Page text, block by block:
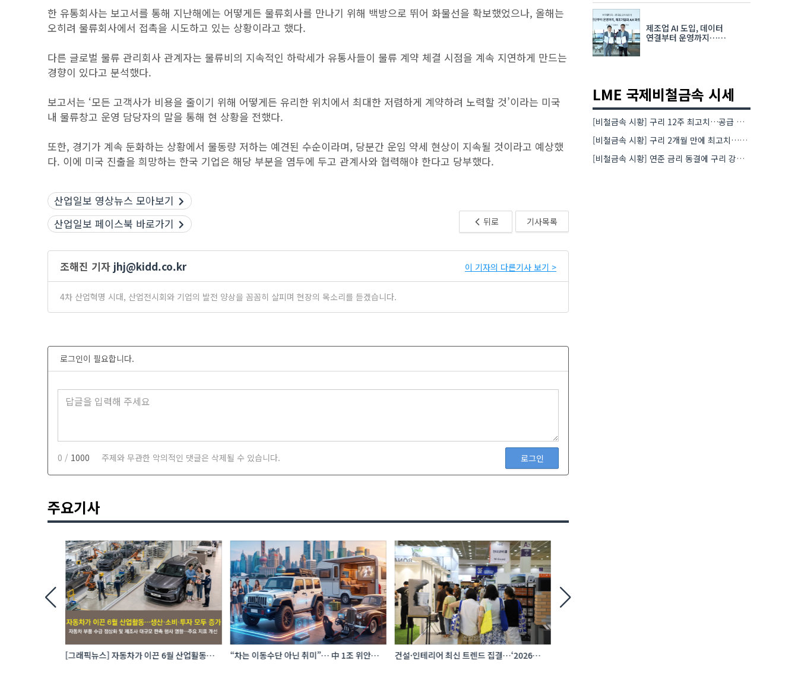
한 유통회사는 보고서를 통해 지난해에는 어떻게든 물류회사를 만나기 위해 백방으로 뛰어 화물선을 확보했었으나, 올해는
오히려 물류회사에서 접촉을 시도하고 있는 상황이라고 했다.
다른 글로벌 물류 관리회사 관계자는 물류비의 지속적인 하락세가 유통사들이 물류 계약 체결 시점을 계속 지연하게 만드는
경향이 있다고 분석했다.
보고서는 ‘모든 고객사가 비용을 줄이기 위해 어떻게든 유리한 위치에서 최대한 저렴하게 계약하려 노력할 것’이라는 미국
내 물류창고 운영 담당자의 말을 통해 현 상황을 전했다.
또한, 경기가 계속 둔화하는 상황에서 물동량 저하는 예견된 수순이라며, 당분간 운임 약세 현상이 지속될 것이라고 예상했
다. 이에 미국 진출을 희망하는 한국 기업은 해당 부분을 염두에 두고 관계사와 협력해야 한다고 당부했다.
뒤로 기사목록
산업일보 영상뉴스 모아보기
산업일보 페이스북 바로가기
조해진 기자 jhj@kidd.co.kr 이 기자의 다른기사 보기 >
4차 산업혁명 시대, 산업전시회와 기업의 발전 양상을 꼼꼼히 살피며 현장의 목소리를 듣겠습니다.
로그인이 필요합니다.
0 / 1000 주제와 무관한 악의적인 댓글은 삭제될 수 있습니다. 로그인
주요기사
[그래픽뉴스] 자동차가 이끈 6월 산업활동…
“차는 이동수단 아닌 취미”… 中 1조 위안
건설·인테리어 최신 트렌드 집결…‘2026
차세대 반도체 패키징 산업전
08.26~08.28 수원컨벤션센터
제조업 AI 도입, 데이터
연결부터 운영까지…
LME 국제비철금속 시세
[비철금속 시황] 구리 12주 최고치…공급 부족 우려에 강세
[비철금속 시황] 구리 2개월 만에 최고치…재고 감소에 공급 부족 우려 확대
[비철금속 시황] 연준 금리 동결에 구리 강세…공급 부족 우려도 가격 지지